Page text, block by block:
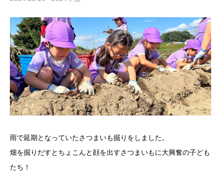
雨で延期となっていたさつまいも掘りをしました。
畑を掘りだすとちょこんと顔を出すさつまいもに大興奮の子ども
たち！